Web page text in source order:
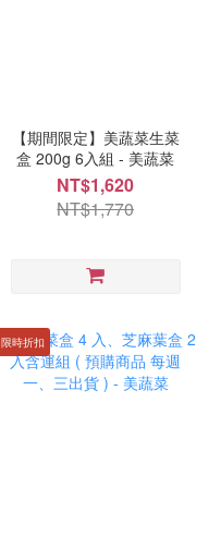
【期間限定】美蔬菜生菜
盒 200g 6入組 - 美蔬菜
NT$1,620
NT$1,770
限時折扣